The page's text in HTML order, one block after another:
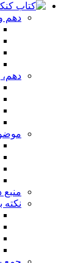
دهم
دهم،
منبع
نکته